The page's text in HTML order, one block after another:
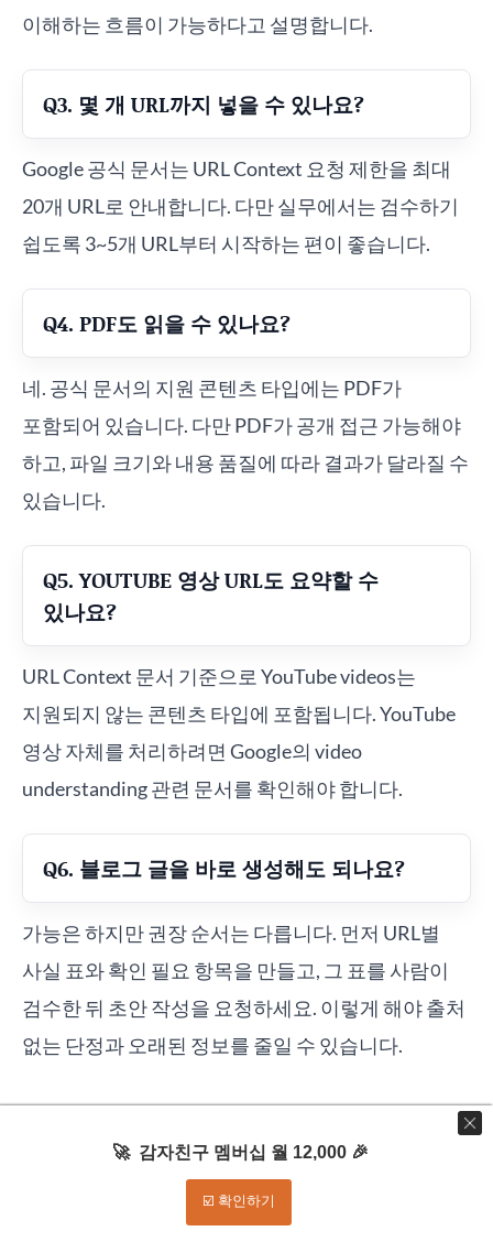
이해하는 흐름이 가능하다고 설명합니다.
Q3. 몇 개 URL까지 넣을 수 있나요?
Google 공식 문서는 URL Context 요청 제한을 최대
20개 URL로 안내합니다. 다만 실무에서는 검수하기
쉽도록 3~5개 URL부터 시작하는 편이 좋습니다.
Q4. PDF도 읽을 수 있나요?
네. 공식 문서의 지원 콘텐츠 타입에는 PDF가
포함되어 있습니다. 다만 PDF가 공개 접근 가능해야
하고, 파일 크기와 내용 품질에 따라 결과가 달라질 수
있습니다.
Q5. YOUTUBE 영상 URL도 요약할 수
있나요?
URL Context 문서 기준으로 YouTube videos는
지원되지 않는 콘텐츠 타입에 포함됩니다. YouTube
영상 자체를 처리하려면 Google의 video
understanding 관련 문서를 확인해야 합니다.
Q6. 블로그 글을 바로 생성해도 되나요?
가능은 하지만 권장 순서는 다릅니다. 먼저 URL별
사실 표와 확인 필요 항목을 만들고, 그 표를 사람이
검수한 뒤 초안 작성을 요청하세요. 이렇게 해야 출처
없는 단정과 오래된 정보를 줄일 수 있습니다.
Google AI for Developers, URL context
🚀 감자친구 멤버십 월 12,000 🎉
☑️ 확인하기